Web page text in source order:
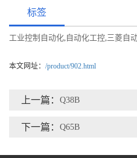
标签
工业控制自动化, 自动化工控,三菱自
本文网址： /product/902.html
上一篇： Q38B
下一篇： Q65B